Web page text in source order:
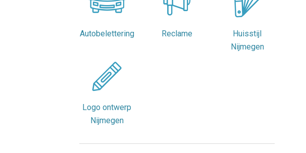
Autobelettering Reclame
Huisstijl
Nijmegen
Logo ontwerp
Nijmegen